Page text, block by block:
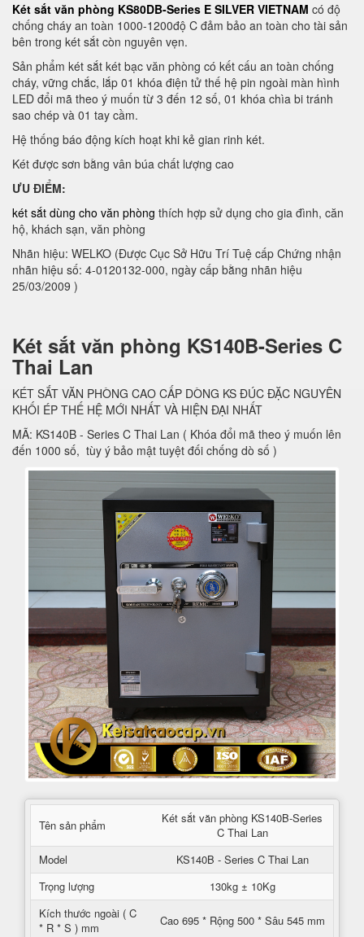
Két sắt văn phòng KS80DB-Series E SILVER VIETNAM có độ
chống cháy an toàn 1000-1200độ C đảm bảo an toàn cho tài sản
bên trong két sắt còn nguyên vẹn.
Sản phẩm két sắt két bạc văn phòng có kết cấu an toàn chống
cháy, vững chắc, lắp 01 khóa điện tử thế hệ pin ngoài màn hình
LED đổi mã theo ý muốn từ 3 đến 12 số, 01 khóa chìa bi tránh
sao chép và 01 tay cầm.
Hệ thống báo động kích hoạt khi kẻ gian rinh két.
Két được sơn bằng vân búa chất lượng cao
ƯU ĐIỂM:
két sắt dùng cho văn phòng thích hợp sử dụng cho gia đình, căn
hộ, khách sạn, văn phòng
Nhãn hiệu: WELKO (Được Cục Sở Hữu Trí Tuệ cấp Chứng nhận
nhãn hiệu số: 4-0120132-000, ngày cấp bằng nhãn hiệu
25/03/2009 )
Két sắt văn phòng KS140B-Series C
Thai Lan
KÉT SẮT VĂN PHÒNG CAO CẤP DÒNG KS ĐÚC ĐẶC NGUYÊN
KHỐI ÉP THẾ HỆ MỚI NHẤT VÀ HIỆN ĐẠI NHẤT
MÃ: KS140B - Series C Thai Lan ( Khóa đổi mã theo ý muốn lên
đến 1000 số, tùy ý bảo mật tuyệt đối chống dò số )
Tên sản phẩm
Két sắt văn phòng KS140B-Series
C Thai Lan
Model
KS140B - Series C Thai Lan
Trọng lượng
130kg ± 10Kg
Kích thước ngoài ( C
* R * S ) mm
Cao 695 * Rộng 500 * Sâu 545 mm